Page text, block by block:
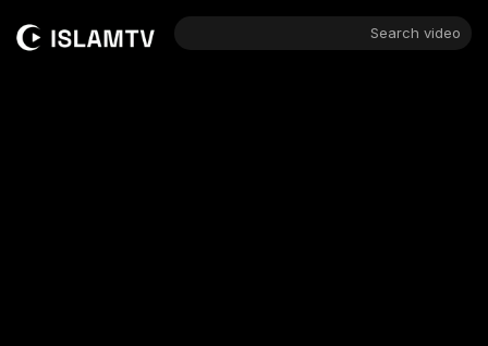
Search video